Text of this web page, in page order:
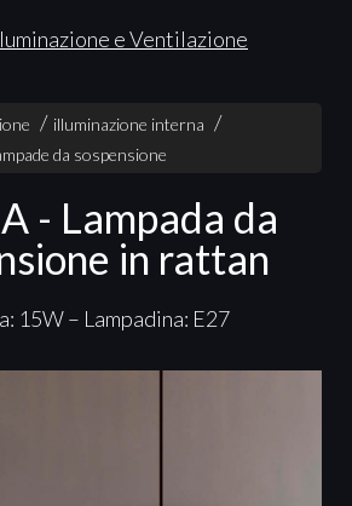
illuminazione interna
da sospensione
- Lampada da
in rattan
15W – Lampadina: E27